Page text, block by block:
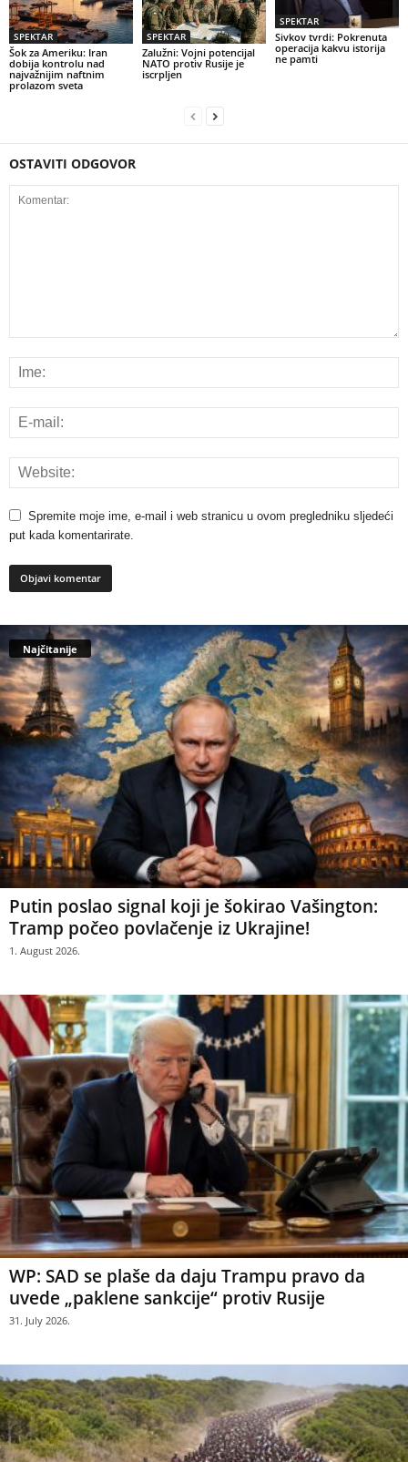
SPEKTAR
Šok za Ameriku: Iran
dobija kontrolu nad
najvažnijim naftnim
prolazom sveta
SPEKTAR
Zalužni: Vojni potencijal
NATO protiv Rusije je
iscrpljen
SPEKTAR
Sivkov tvrdi: Pokrenuta
operacija kakvu istorija
ne pamti
OSTAVITI ODGOVOR
Spremite moje ime, e-mail i web stranicu u ovom pregledniku sljedeći
put kada komentarirate.
Najčitanije
Putin poslao signal koji je šokirao Vašington:
Tramp počeo povlačenje iz Ukrajine!
1. August 2026.
WP: SAD se plaše da daju Trampu pravo da
uvede „paklene sankcije“ protiv Rusije
31. July 2026.